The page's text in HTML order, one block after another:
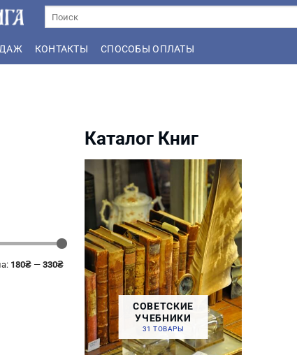
КОНТАКТЫ СПОСОБЫ ОПЛАТЫ
180₴ — 330₴
Каталог Книг
СОВЕТСКИЕ
УЧЕБНИКИ
31 ТОВАРЫ